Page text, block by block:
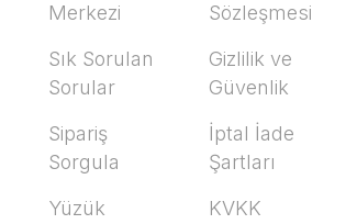
Merkezi
Sık Sorulan
Sorular
Sipariş
Sorgula
Yüzük
Sözleşmesi
Gizlilik ve
Güvenlik
İptal İade
Şartları
KVKK